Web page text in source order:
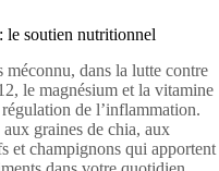
le soutien nutritionnel
dans la lutte contre
le magnésium et la vitamine
de l’inflammation.
aux graines de chia, aux
et champignons qui apportent